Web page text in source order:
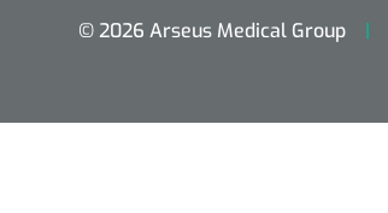
© 2026 Arseus Medical Group